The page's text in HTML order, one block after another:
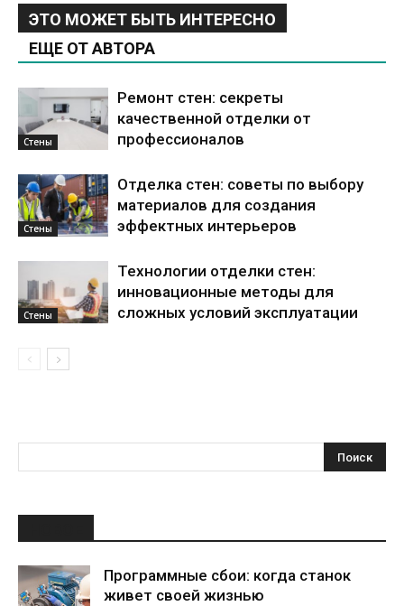
ЭТО МОЖЕТ БЫТЬ ИНТЕРЕСНО
ЕЩЕ ОТ АВТОРА
Стены
Ремонт стен: секреты
качественной отделки от
профессионалов
Стены
Отделка стен: советы по выбору
материалов для создания
эффектных интерьеров
Стены
Технологии отделки стен:
инновационные методы для
сложных условий эксплуатации
Программные сбои: когда станок
живет своей жизнью